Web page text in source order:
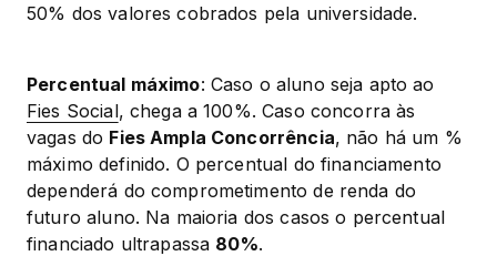
50% dos valores cobrados pela universidade.
Percentual máximo
Fies Social, chega a 100%. Caso concorra às
vagas do Fies Ampla Concorrência, não há um %
máximo definido. O percentual do financiamento
dependerá do comprometimento de renda do
futuro aluno. Na maioria dos casos o percentual
financiado ultrapassa 80%.